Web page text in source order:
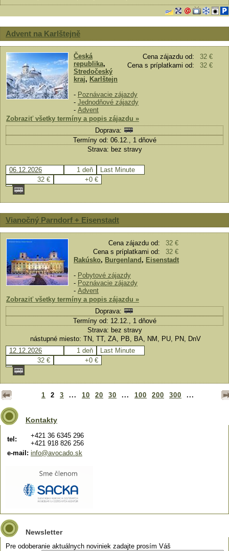
Advent na Karlštejně
Cena zájazdu od:
32 €
Cena s príplatkami od:
32 €
Česká
republika,
Stredočeský
kraj, Karlštejn
- Poznávacie zájazdy
- Jednodňové zájazdy
- Advent
Zobraziť všetky termíny a popis zájazdu »
Doprava:
Termíny od: 06.12., 1 dňové
Strava: bez stravy
06.12.2026 1 deň
Last Minute
32 €
+0 €
Vianočný Parndorf + Eisenstadt
Cena zájazdu od:
32 €
Cena s príplatkami od:
32 €
Rakúsko, Burgenland , Eisenstadt
- Pobytové zájazdy
- Poznávacie zájazdy
- Advent
Zobraziť všetky termíny a popis zájazdu »
Doprava:
Termíny od: 12.12., 1 dňové
Strava: bez stravy
nástupné miesto: TN, TT, ZA, PB, BA, NM, PU, PN, DnV
12.12.2026
1 deň
Last Minute
32 €
+0 €
1 2 3 ... 10 20 30 ... 100 200 300 ...
Kontakty
tel:
+421 36 6345 296
+421 918 826 256
e-mail: info@avocado.sk
Newsletter
Pre odoberanie aktuálnych noviniek zadajte prosím Váš